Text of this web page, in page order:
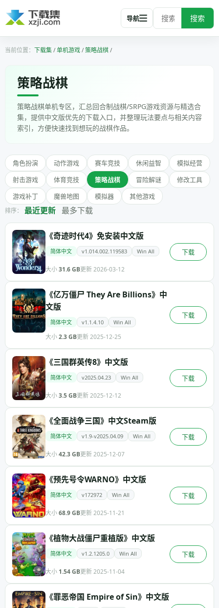
搜索
导航
下载集/单机游戏/策略战棋/
策略战棋
策略战棋单机专区，汇总回合制战棋/SRPG游戏资源与精选合
集，提供中文版优先的下载入口，并整理玩法要点与相关内容
索引，方便快速找到想玩的战棋作品。
角色扮演 动作游戏 赛车竞技 休闲益智
模拟经营
射击游戏
体育竞技 策略战棋 冒险解谜
修改工具
游戏补丁
魔兽地图 模拟器 其他游戏
最近更新 最多下载
《奇迹时代4》免安装中文版
简体中文 v1.014.002.119583 Win All
大小31.6 GB更新 2026-03-12
下载
《亿万僵尸 They Are Billions》中
文版
简体中文 v1.1.4.10 Win All
大小2.3 GB更新 2025-12-25
下载
《三国群英传8》中文版
简体中文 v2025.04.23 Win All
大小3.5 GB更新 2025-12-12
下载
《全面战争三国》中文Steam版
简体中文 v1.9-v2025.04.09 Win All
大小42.3 GB更新 2025-12-07
下载
《预先号令WARNO》中文版
简体中文 v172972 Win All
大小68.9 GB更新 2025-11-21
下载
《植物大战僵尸重植版》中文版
简体中文 v1.2.1205.0 Win All
大小 1.54 GB更新 2025-11-04
下载
《罪恶帝国 Empire of Sin》中文版